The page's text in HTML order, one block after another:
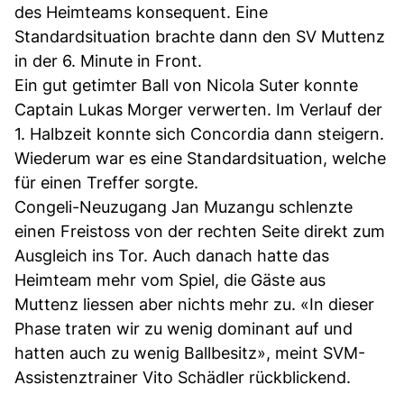
des Heimteams konsequent. Eine
Standardsituation brachte dann den SV Muttenz
in der 6. Minute in Front.
Ein gut getimter Ball von Nicola Suter konnte
Captain Lukas Morger verwerten. Im Verlauf der
1. Halbzeit konnte sich Concordia dann steigern.
Wiederum war es eine Standardsituation, welche
für einen Treffer sorgte.
Congeli-Neuzugang Jan Muzangu schlenzte
einen Freistoss von der rechten Seite direkt zum
Ausgleich ins Tor. Auch danach hatte das
Heimteam mehr vom Spiel, die Gäste aus
Muttenz liessen aber nichts mehr zu. «In dieser
Phase traten wir zu wenig dominant auf und
hatten auch zu wenig Ballbesitz», meint SVM-
Assistenztrainer Vito Schädler rückblickend.